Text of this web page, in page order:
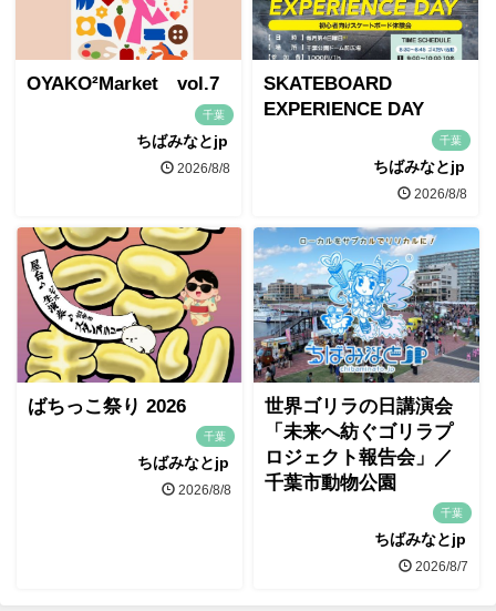
OYAKO²Market vol.7
千葉
ちばみなとjp
2026/8/8
SKATEBOARD
EXPERIENCE DAY
千葉
ちばみなとjp
2026/8/8
ばちっこ祭り 2026
千葉
ちばみなとjp
2026/8/8
世界ゴリラの日講演会
「未来へ紡ぐゴリラプ
ロジェクト報告会」／
千葉市動物公園
千葉
ちばみなとjp
2026/8/7